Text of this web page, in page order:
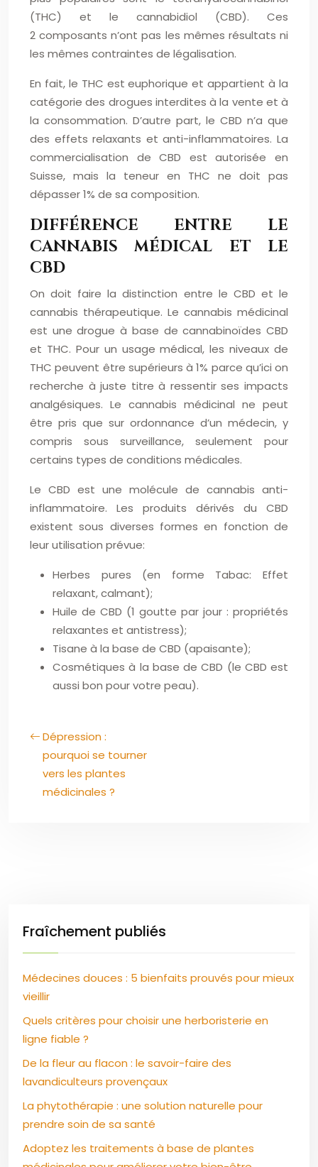
(THC) et le cannabidiol (CBD). Ces
2 composants n’ont pas les mêmes résultats ni
les mêmes contraintes de légalisation.
En fait, le THC est euphorique et appartient à la
catégorie des drogues interdites à la vente et à
la consommation. D’autre part, le CBD n’a que
des effets relaxants et anti-inflammatoires. La
commercialisation de CBD est autorisée en
Suisse, mais la teneur en THC ne doit pas
dépasser 1% de sa composition.
DIFFÉRENCE ENTRE LE
CANNABIS MÉDICAL ET LE
CBD
On doit faire la distinction entre le CBD et le
cannabis thérapeutique. Le cannabis médicinal
est une drogue à base de cannabinoïdes CBD
et THC. Pour un usage médical, les niveaux de
THC peuvent être supérieurs à 1% parce qu’ici on
recherche à juste titre à ressentir ses impacts
analgésiques. Le cannabis médicinal ne peut
être pris que sur ordonnance d’un médecin, y
compris sous surveillance, seulement pour
certains types de conditions médicales.
Le CBD est une molécule de cannabis anti-
inflammatoire. Les produits dérivés du CBD
existent sous diverses formes en fonction de
leur utilisation prévue:
Herbes pures (en forme Tabac: Effet
relaxant, calmant);
Huile de CBD (1 goutte par jour : propriétés
relaxantes et antistress);
Tisane à la base de CBD (apaisante);
Cosmétiques à la base de CBD (le CBD est
aussi bon pour votre peau).
Dépression :
pourquoi se tourner
vers les plantes
médicinales ?
Fraîchement publiés
Médecines douces : 5 bienfaits prouvés pour mieux
vieillir
Quels critères pour choisir une herboristerie en
ligne fiable ?
De la fleur au flacon : le savoir-faire des
lavandiculteurs provençaux
La phytothérapie : une solution naturelle pour
prendre soin de sa santé
Adoptez les traitements à base de plantes